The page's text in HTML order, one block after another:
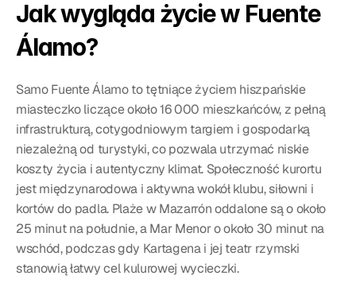
Jak wygląda życie w Fuente
Álamo?
Samo Fuente Álamo to tętniące życiem hiszpańskie
miasteczko liczące około 16 000 mieszkańców, z pełną
infrastrukturą, cotygodniowym targiem i gospodarką
niezależną od turystyki, co pozwala utrzymać niskie
koszty życia i autentyczny klimat. Społeczność kurortu
jest międzynarodowa i aktywna wokół klubu, siłowni i
kortów do padla. Plaże w Mazarrón oddalone są o około
25 minut na południe, a Mar Menor o około 30 minut na
wschód, podczas gdy Kartagena i jej teatr rzymski
stanowią łatwy cel kulurowej wycieczki.